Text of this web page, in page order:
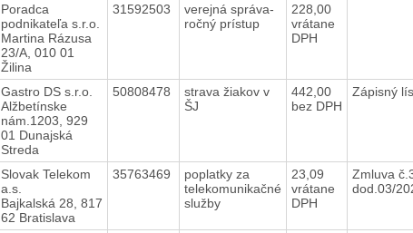
Poradca
podnikateľa s.r.o.
Martina Rázusa
23/A, 010 01
Žilina
31592503
verejná správa-
ročný prístup
228,00
vrátane
DPH
Gastro DS s.r.o.
Alžbetínske
nám.1203, 929
01 Dunajská
Streda
50808478
strava žiakov v
ŠJ
442,00
bez DPH
Zápisný
Slovak Telekom
a.s.
Bajkalská 28, 817
62 Bratislava
35763469
poplatky za
telekomunikačné
služby
23,09
vrátane
DPH
Zmluva
dod.03/